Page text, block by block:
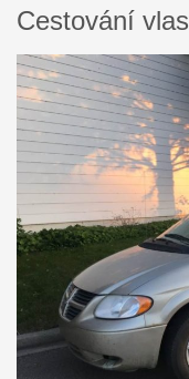
Cestování